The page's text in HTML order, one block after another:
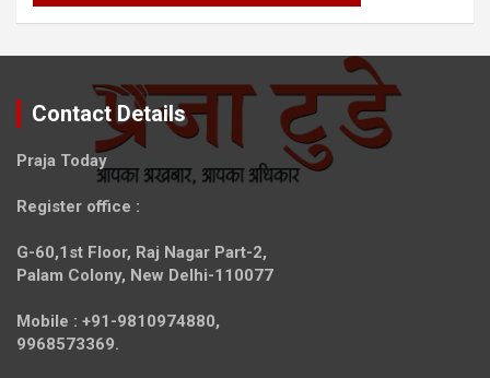
Contact Details
Praja Today
Register office :
G-60,1st Floor, Raj Nagar Part-2,
Palam Colony, New Delhi-110077
Mobile : +91-9810974880,
9968573369.